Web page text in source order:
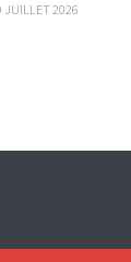
JUILLET 2026